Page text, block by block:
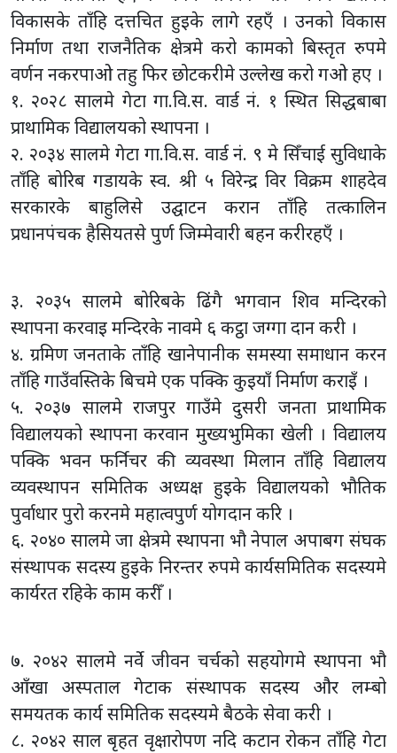
विकासके ताँहि दत्तचित हुइके लागे रहएँ । उनको विकास
निर्माण तथा राजनैतिक क्षेत्रमे करो कामको बिस्तृत रुपमे
वर्णन नकरपाओ तहु फिर छोटकरीमे उल्लेख करो गओ हए ।
१. २०२८ सालमे गेटा गा.वि.स. वार्ड नं. १ स्थित सिद्धबाबा
प्राथामिक विद्यालयको स्थापना ।
२. २०३४ सालमे गेटा गा.वि.स. वार्ड नं. ९ मे सिँचाई सुविधाके
ताँहि बोरिब गडायके स्व. श्री ५ विरेन्द्र विर विक्रम शाहदेव
सरकारके बाहुलिसे उद्घाटन करान ताँहि तत्कालिन
प्रधानपंचक हैसियतसे पुर्ण जिम्मेवारी बहन करीरहएँ ।
३. २०३५ सालमे बोरिबके ढिंगै भगवान शिव मन्दिरको
स्थापना करवाइ मन्दिरके नावमे ६ कट्ठा जग्गा दान करी ।
४. ग्रमिण जनताके ताँहि खानेपानीक समस्या समाधान करन
ताँहि गाउँवस्तिके बिचमे एक पक्कि कुइयाँ निर्माण कराइँ ।
५. २०३७ सालमे राजपुर गाउँमे दुसरी जनता प्राथामिक
विद्यालयको स्थापना करवान मुख्यभुमिका खेली । विद्यालय
पक्कि भवन फर्निचर की व्यवस्था मिलान ताँहि विद्यालय
व्यवस्थापन समितिक अध्यक्ष हुइके विद्यालयको भौतिक
पुर्वाधार पुरो करनमे महात्वपुर्ण योगदान करि ।
६. २०४० सालमे जा क्षेत्रमे स्थापना भौ नेपाल अपाबग संघक
संस्थापक सदस्य हुइके निरन्तर रुपमे कार्यसमितिक सदस्यमे
कार्यरत रहिके काम करीँ ।
७. २०४२ सालमे नर्वे जीवन चर्चको सहयोगमे स्थापना भौ
आँखा अस्पताल गेटाक संस्थापक सदस्य और लम्बो
समयतक कार्य समितिक सदस्यमे बैठके सेवा करी ।
८. २०४२ साल बृहत वृक्षारोपण नदि कटान रोकन ताँहि गेटा